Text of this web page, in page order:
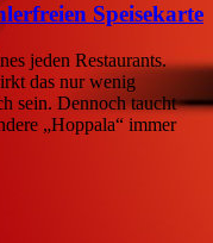
Speisekarte
jeden Restaurants.
das nur wenig
sein. Dennoch taucht
„Hoppala“ immer